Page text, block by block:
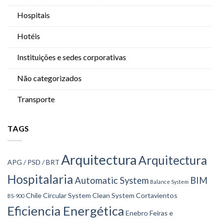
Hospitais
Hotéis
Instituições e sedes corporativas
Não categorizados
Transporte
TAGS
APG / PSD / BRT ArquitecturaArquitectura
Hospitalaria Automatic System Balance System BIM
BS-900 ChileCircular System Clean System Cortavientos
Eficiencia Energética Enebro Feiras e